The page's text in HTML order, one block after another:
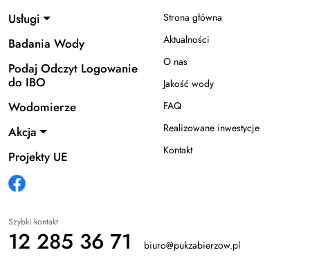
Usługi
Badania Wody
Podaj Odczyt Logowanie
do IBO
Wodomierze
Akcja
Projekty UE
Strona główna
Aktualności
O nas
Jakość wody
FAQ
Realizowane inwestycje
Kontakt
Szybki kontakt
12 285 36 71 biuro@pukzabierzow.pl